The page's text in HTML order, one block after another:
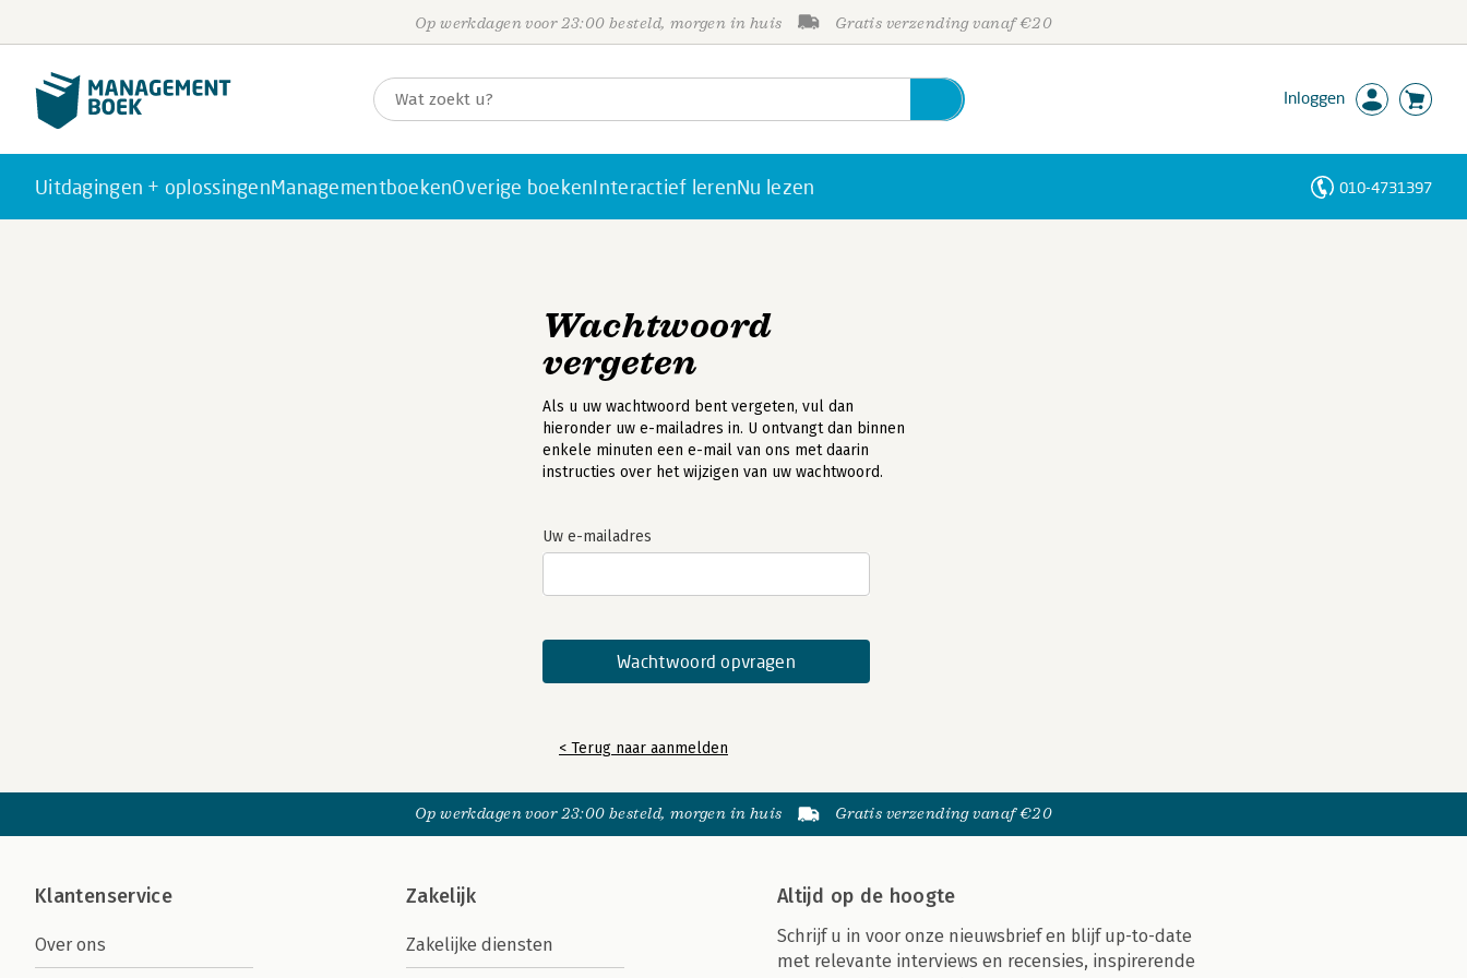
Op werkdagen voor 23:00 besteld, morgen in huis Gratis verzending vanaf €20
Inloggen
Uitdagingen + oplossingenManagementboekenOverige boekenInteractief lerenNu lezen 010-4731397
Wachtwoord
vergeten
Als u uw wachtwoord bent vergeten, vul dan
hieronder uw e-mailadres in. U ontvangt dan binnen
enkele minuten een e-mail van ons met daarin
instructies over het wijzigen van uw wachtwoord.
Uw e-mailadres
< Terug naar aanmelden
Op werkdagen voor 23:00 besteld, morgen in huis Gratis verzending vanaf €20
Klantenservice
Over ons
Zakelijk
Zakelijke diensten
Altijd op de hoogte
Schrijf u in voor onze nieuwsbrief en blijf up-to-date
met relevante interviews en recensies, inspirerende
Personen